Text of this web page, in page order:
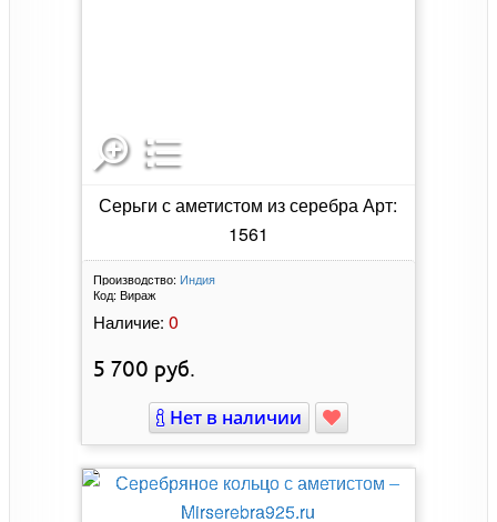
Серьги с аметистом из серебра Арт:
1561
Производство: Индия
Код: Вираж
Наличие: 0
5 700 руб.
Нет в наличии